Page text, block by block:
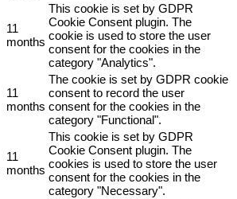
11
months
This cookie is set by GDPR
Cookie Consent plugin. The
cookie is used to store the user
consent for the cookies in the
category "Analytics".
11
months
The cookie is set by GDPR cookie
consent to record the user
consent for the cookies in the
category "Functional".
11
months
This cookie is set by GDPR
Cookie Consent plugin. The
cookies is used to store the user
consent for the cookies in the
category "Necessary".